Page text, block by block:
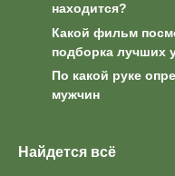
находится?
Какой фильм
подборка лучших
По какой руке
мужчин
Найдется всё